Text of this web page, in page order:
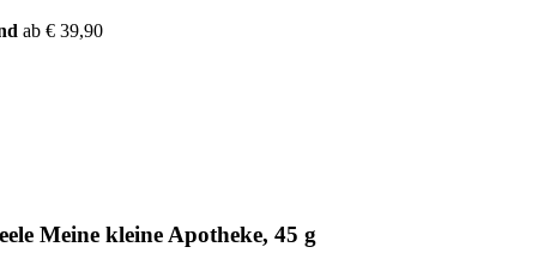
ab € 39,90
Meine kleine Apotheke, 45 g